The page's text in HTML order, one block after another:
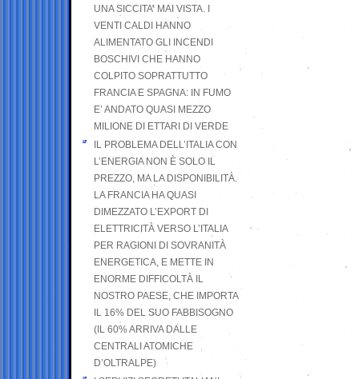
UNA SICCITA’ MAI VISTA. I
VENTI CALDI HANNO
ALIMENTATO GLI INCENDI
BOSCHIVI CHE HANNO
COLPITO SOPRATTUTTO
FRANCIA E SPAGNA: IN FUMO
E’ ANDATO QUASI MEZZO
MILIONE DI ETTARI DI VERDE
IL PROBLEMA DELL’ITALIA CON
L’ENERGIA NON È SOLO IL
PREZZO, MA LA DISPONIBILITÀ.
LA FRANCIA HA QUASI
DIMEZZATO L’EXPORT DI
ELETTRICITÀ VERSO L’ITALIA
PER RAGIONI DI SOVRANITÀ
ENERGETICA, E METTE IN
ENORME DIFFICOLTÀ IL
NOSTRO PAESE, CHE IMPORTA
IL 16% DEL SUO FABBISOGNO
(IL 60% ARRIVA DALLE
CENTRALI ATOMICHE
D’OLTRALPE)